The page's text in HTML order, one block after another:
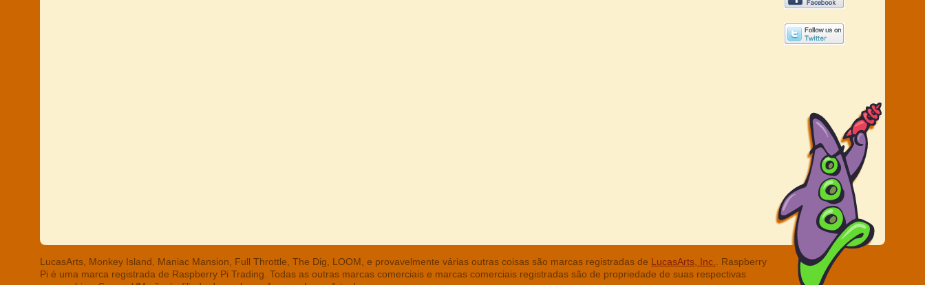
LucasArts, Monkey Island, Maniac Mansion, Full Throttle, The Dig, LOOM, e provavelmente várias outras coisas são marcas registradas de LucasArts, Inc.
. Raspberry
Pi é uma marca registrada de Raspberry Pi Trading. Todas as outras marcas comerciais e marcas comerciais registradas são de propriedade de suas respectivas